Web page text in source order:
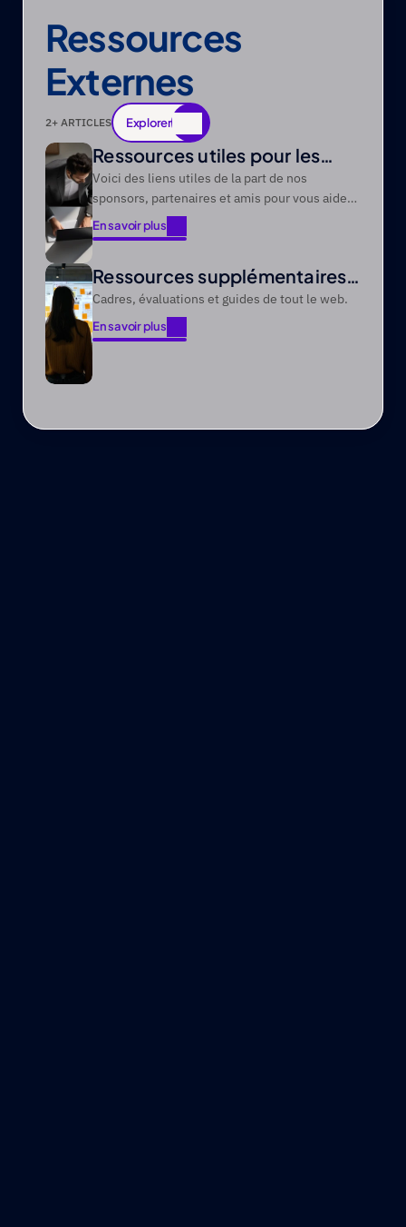
Ressources
Externes
2+ ARTICLES
Explorer
Explorer
Ressources utiles pour les
PME
Voici des liens utiles de la part de nos
sponsors, partenaires et amis pour vous aider
à sécuriser votre entreprise.
En savoir plus
En savoir plus
Ressources supplémentaires
pour les entreprises
Cadres, évaluations et guides de tout le web.
En savoir plus
En savoir plus